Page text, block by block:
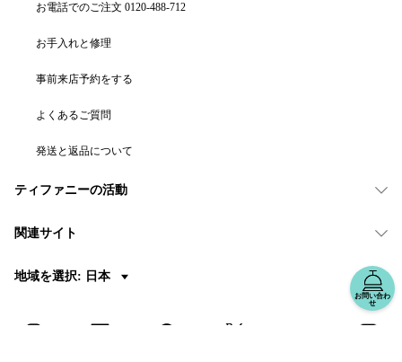
お問い合わ
せ
お電話でのご注文 0120-488-712
お手入れと修理
事前来店予約をする
よくあるご質問
発送と返品について
ティファニーの活動
関連サイト
地域を選択: 日本